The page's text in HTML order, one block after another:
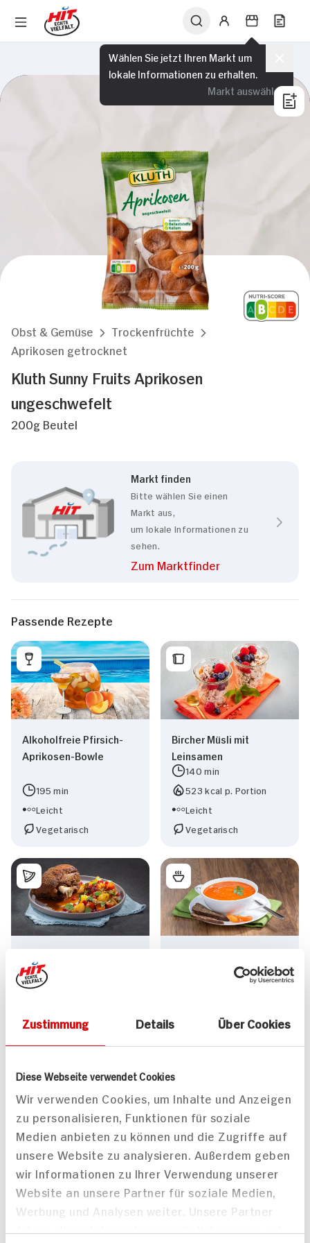
Zustimmung Details Über Cookies
Diese Webseite verwendet Cookies
Wir verwenden Cookies, um Inhalte und Anzeigen
zu personalisieren, Funktionen für soziale
Medien anbieten zu können und die Zugriffe auf
unsere Website zu analysieren. Außerdem geben
wir Informationen zu Ihrer Verwendung unserer
Website an unsere Partner für soziale Medien,
Werbung und Analysen weiter. Unsere Partner
Wählen Sie jetzt Ihren Markt um
lokale Informationen zu erhalten.
Markt auswählen
Obst & Gemüse
Trockenfrüchte
Aprikosen getrocknet
Kluth Sunny Fruits Aprikosen
ungeschwefelt
200g Beutel
Markt finden
Bitte wählen Sie einen
Markt aus,
um lokale Informationen zu
sehen.
Zum Marktfinder
Passende Rezepte
Alkoholfreie Pfirsich-
Aprikosen-Bowle
195 min
Leicht
Vegetarisch
Bircher Müsli mit
Leinsamen
140 min
523 kcal p. Portion
Leicht
Vegetarisch
mit Kartoffeln und
Fenchel
165 min
2.086 kcal p. Portion
Vegan
Rumtopffrüchte
ansetzen für den Herbst
Kotellets vom Iberico
Schwein mit